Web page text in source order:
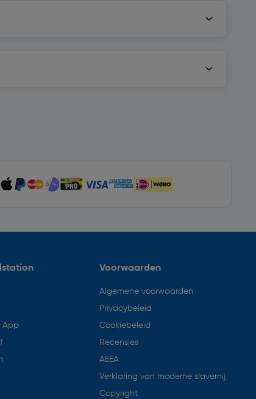
App
Voorwaarden
Algemene voorwaarden
Privacybeleid
Cookiebeleid
Recensies
AEEA
Verklaring van moderne slavernij
Copyright